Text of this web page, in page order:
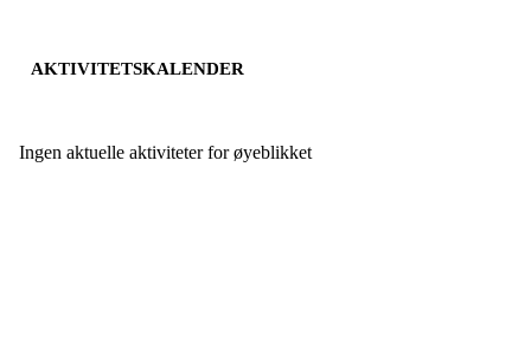
AKTIVITETSKALENDER
Ingen aktuelle aktiviteter for øyeblikket